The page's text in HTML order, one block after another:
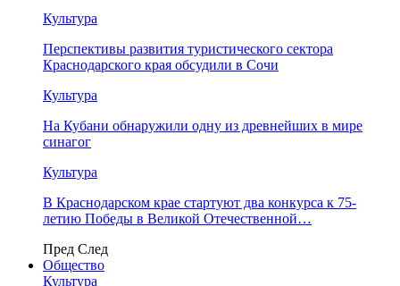
Культура
Перспективы развития туристического сектора
Краснодарского края обсудили в Сочи
Культура
На Кубани обнаружили одну из древнейших в мире
синагог
Культура
В Краснодарском крае стартуют два конкурса к 75-
летию Победы в Великой Отечественной…
Пред След
Общество
Культура